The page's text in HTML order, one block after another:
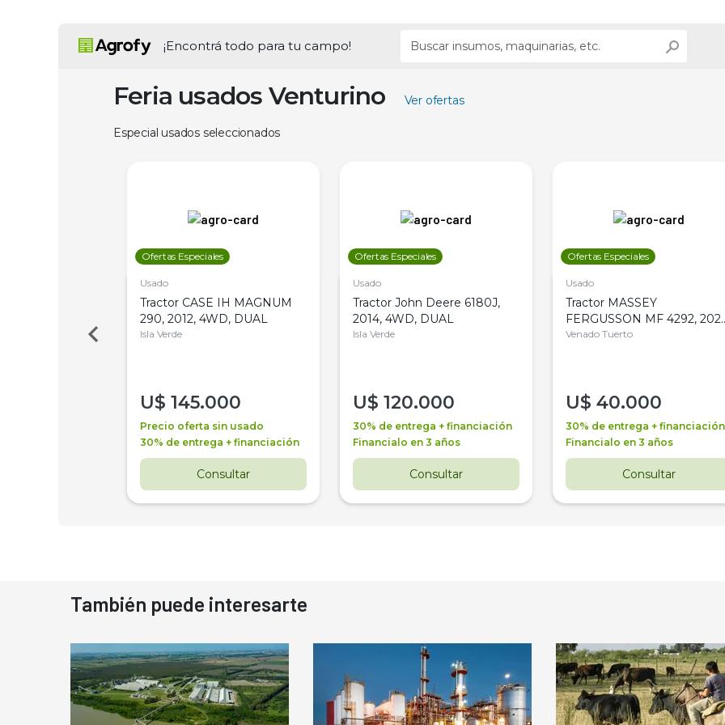
¡Encontrá todo para tu campo!
Feria usados Venturino Ver ofertas
Especial usados seleccionados
Ofertas Especiales
Usado
Tractor CASE IH MAGNUM
290, 2012, 4WD, DUAL
Isla Verde
U$ 145.000
Precio oferta sin usado
30% de entrega + financiación
Consultar
Ofertas Especiales
Usado
Tractor John Deere 6180J,
2014, 4WD, DUAL
Isla Verde
U$ 120.000
30% de entrega + financiación
Financialo en 3 años
Consultar
Ofertas Especiales
Usado
Tractor MASSEY
FERGUSSON MF 4292,
4WD, PATON
Venado Tuerto
U$ 40.000
30% de entrega + financiación
Financialo en 3 años
Consultar
También puede interesarte